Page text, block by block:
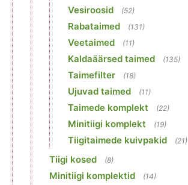
Vesiroosid (52)
Rabataimed (131)
Veetaimed (11)
Kaldaäärsed taimed (135)
Taimefilter (18)
Ujuvad taimed (11)
Taimede komplekt (22)
Minitiigi komplekt (19)
Tiigitaimede kuivpakid (21)
Tiigi kosed (8)
Minitiigi komplektid (14)